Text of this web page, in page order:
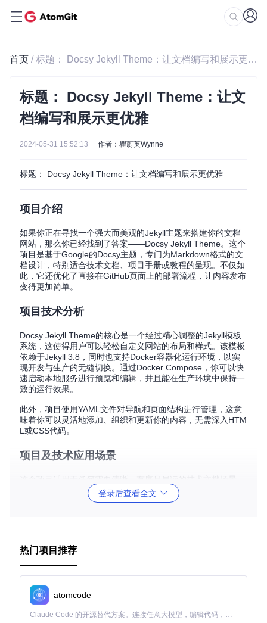
首页 / 标题： Docsy Jekyll Theme：让文档编写和展示更优雅
标题： Docsy Jekyll Theme：让文
档编写和展示更优雅
2024-05-31 15:52:13 作者：瞿蔚英Wynne
标题： Docsy Jekyll Theme：让文档编写和展示更优雅
项目介绍
如果你正在寻找一个强大而美观的Jekyll主题来搭建你的文档
网站，那么你已经找到了答案——Docsy Jekyll Theme。这个
项目是基于Google的Docsy主题，专门为Markdown格式的文
档设计，特别适合技术文档、项目手册或教程的呈现。不仅如
此，它还优化了直接在GitHub页面上的部署流程，让内容发布
变得更加简单。
项目技术分析
Docsy Jekyll Theme的核心是一个经过精心调整的Jekyll模板
系统，这使得用户可以轻松自定义网站的布局和样式。该模板
依赖于Jekyll 3.8，同时也支持Docker容器化运行环境，以实
现开发与生产的无缝切换。通过Docker Compose，你可以快
速启动本地服务进行预览和编辑，并且能在生产环境中保持一
致的运行效果。
此外，项目使用YAML文件对导航和页面结构进行管理，这意
味着你可以灵活地添加、组织和更新你的内容，无需深入HTM
L或CSS代码。
项目及技术应用场景
无论你是开源软件项目想要提供详细的开发者指南，还是企业
内部需要构建一套结构化的知识库，Docsy Jekyll Theme都能
项目特点
的设计更加专注，首页直接显示文档列表，让读者能够迅
速获取信息。
定制化配置 ：通过_config.yml文件，你可以轻松调整
登录后查看全文
热门项目推荐
atomcode
Claude Code 的开源替代方案。连接任意大模型，编辑代码，运行命令，自动验证 — 全自动执行。用 Rust 构建，极致性能。 ｜ An open-source alternative to Claude Code. Connect any LLM, edit code, run commands, and verify changes — autonomously. Built in Rust for speed. Get Started